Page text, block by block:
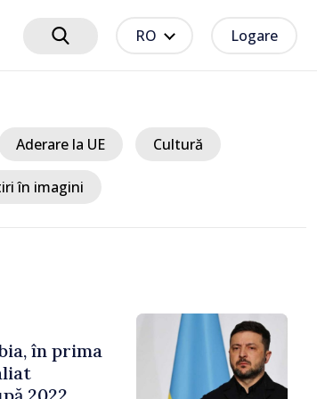
RO Logare
Aderare la UE Cultură
în imagini
moldo-
ministrul